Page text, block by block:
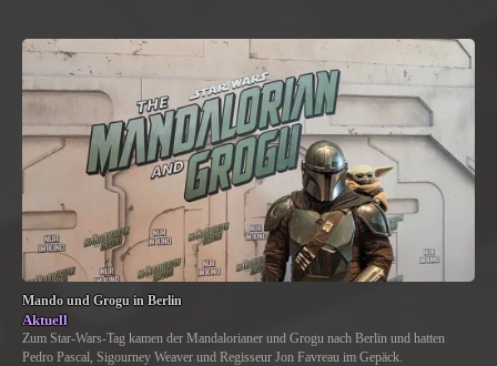
Mando und Grogu in Berlin
Aktuell
Zum Star-Wars-Tag kamen der Mandalorianer und Grogu nach Berlin und hatten
Pedro Pascal, Sigourney Weaver und Regisseur Jon Favreau im Gepäck.